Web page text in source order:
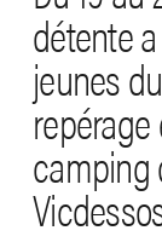
détente
jeunes
camping